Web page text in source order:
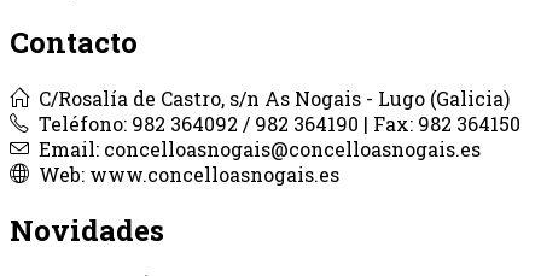
Contacto
C/Rosalía de Castro, s/n As Nogais - Lugo (Galicia)
Teléfono: 982 364092 / 982 364190 | Fax: 982 364150
Email: concelloasnogais@concelloasnogais.es
Web: www.concelloasnogais.es
Novidades